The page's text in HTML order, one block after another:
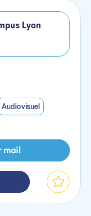
Lyon
Audiovisuel